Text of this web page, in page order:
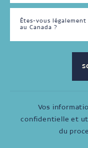
Êtes-vous
au Canada ?
Vos
confidentielle et
du